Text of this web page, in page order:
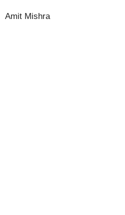
Amit Mishra